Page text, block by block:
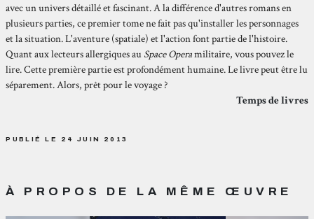
avec un univers détaillé et fascinant. A la différence d'autres romans en
plusieurs parties, ce premier tome ne fait pas qu'installer les personnages
et la situation. L'aventure (spatiale) et l'action font partie de l'histoire.
Quant aux lecteurs allergiques au Space Operamilitaire, vous pouvez le
lire. Cette première partie est profondément humaine. Le livre peut être lu
séparement. Alors, prêt pour le voyage ?
Temps de livres
PUBLIÉ LE 24 JUIN 2013
À PROPOS DE LA MÊME ŒUVRE